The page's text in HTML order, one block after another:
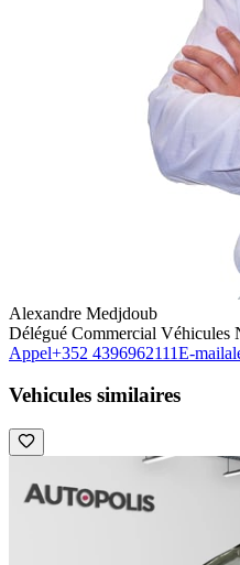
Alexandre Medjdoub
Délégué Commercial Véhicules
Appel+352 4396962111E-mail
Vehicules similaires